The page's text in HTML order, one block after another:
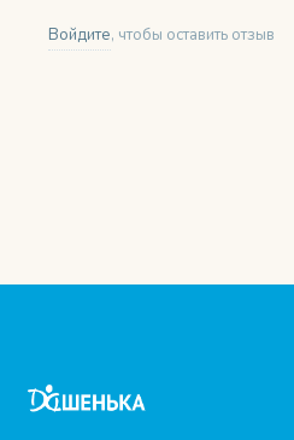
Войдите, чтобы оставить отзыв